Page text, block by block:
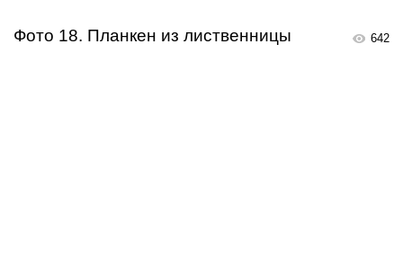
642
Фото 18. Планкен из лиственницы